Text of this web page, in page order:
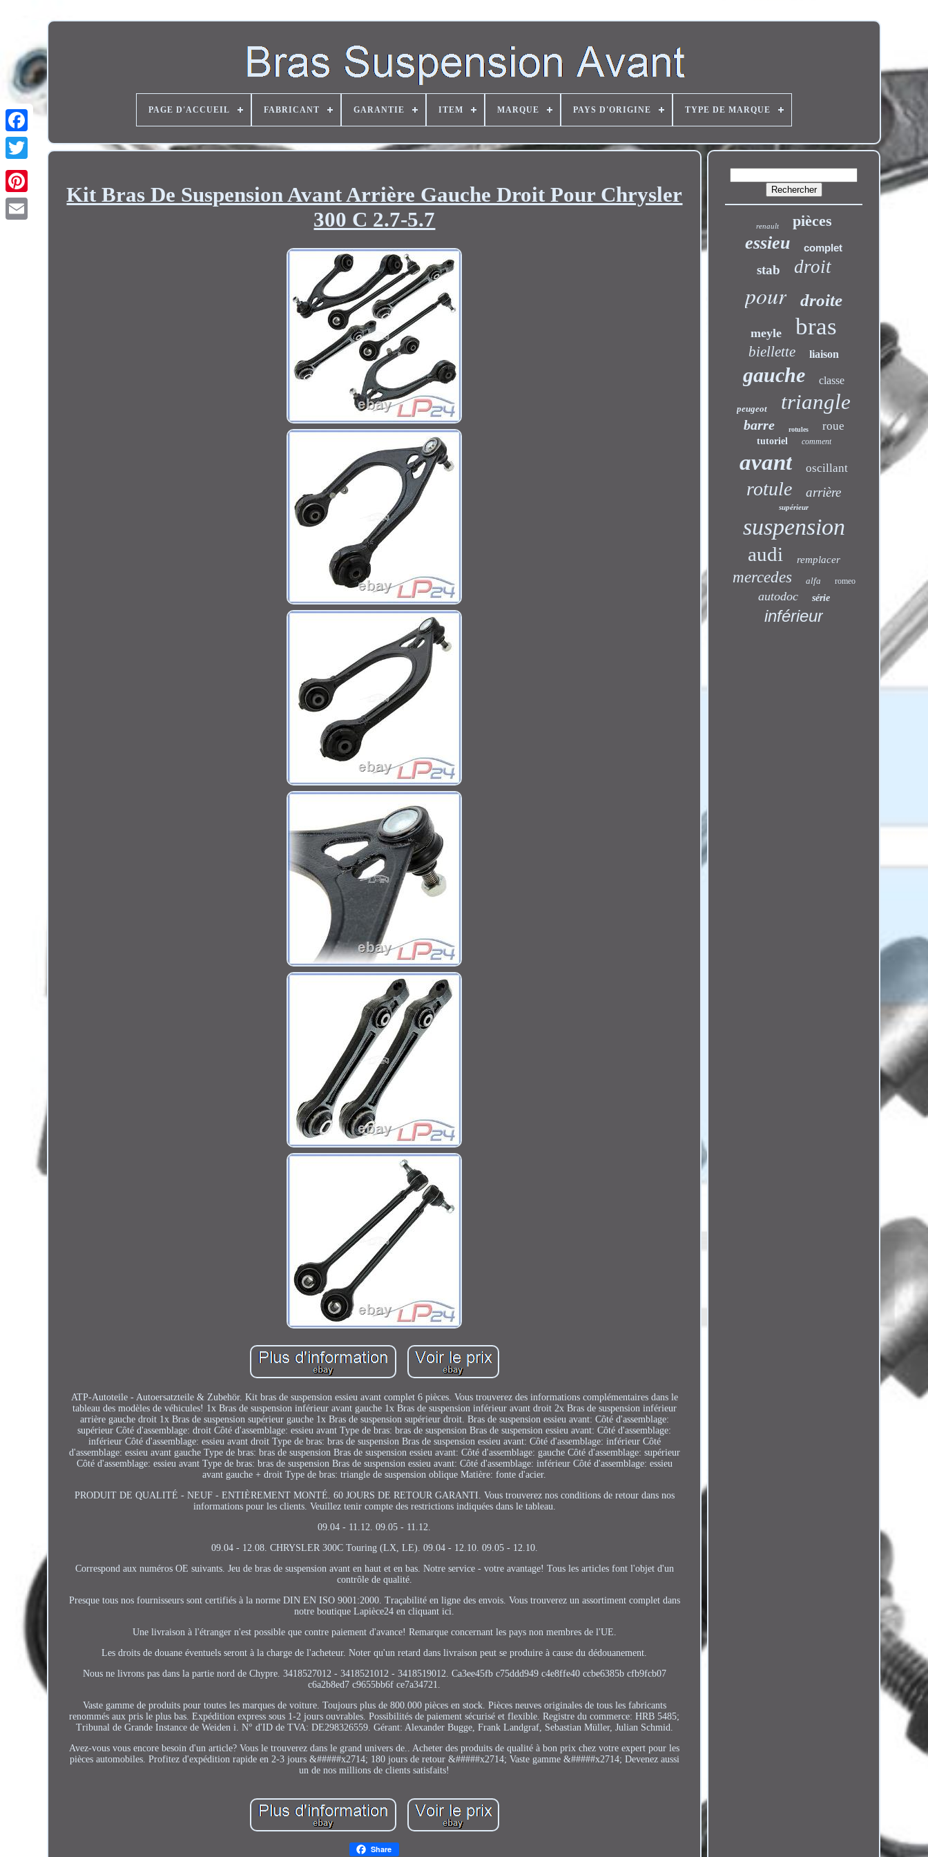
Twitter
PAGE D'ACCUEIL FABRICANT GARANTIE ITEM MARQUE PAYS D'ORIGINE TYPE DE MARQUE
Kit Bras De Suspension Avant Arrière Gauche Droit Pour Chrysler
300 C 2.7-5.7
ATP-Autoteile - Autoersatzteile & Zubehör. Kit bras de suspension essieu avant complet 6 pièces. Vous trouverez des informations complémentaires dans le
tableau des modèles de véhicules! 1x Bras de suspension inférieur avant gauche 1x Bras de suspension inférieur avant droit 2x Bras de suspension inférieur
arrière gauche droit 1x Bras de suspension supérieur gauche 1x Bras de suspension supérieur droit. Bras de suspension essieu avant: Côté d'assemblage:
supérieur Côté d'assemblage: droit Côté d'assemblage: essieu avant Type de bras: bras de suspension Bras de suspension essieu avant: Côté d'assemblage:
inférieur Côté d'assemblage: essieu avant droit Type de bras: bras de suspension Bras de suspension essieu avant: Côté d'assemblage: inférieur Côté
d'assemblage: essieu avant gauche Type de bras: bras de suspension Bras de suspension essieu avant: Côté d'assemblage: gauche Côté d'assemblage: supérieur
Côté d'assemblage: essieu avant Type de bras: bras de suspension Bras de suspension essieu avant: Côté d'assemblage: inférieur Côté d'assemblage: essieu
avant gauche + droit Type de bras: triangle de suspension oblique Matière: fonte d'acier.
PRODUIT DE QUALITÉ - NEUF - ENTIÈREMENT MONTÉ. 60 JOURS DE RETOUR GARANTI. Vous trouverez nos conditions de retour dans nos
informations pour les clients. Veuillez tenir compte des restrictions indiquées dans le tableau.
09.04 - 11.12. 09.05 - 11.12.
09.04 - 12.08. CHRYSLER 300C Touring (LX, LE). 09.04 - 12.10. 09.05 - 12.10.
Correspond aux numéros OE suivants. Jeu de bras de suspension avant en haut et en bas. Notre service - votre avantage! Tous les articles font l'objet d'un
contrôle de qualité.
Presque tous nos fournisseurs sont certifiés à la norme DIN EN ISO 9001:2000. Traçabilité en ligne des envois. Vous trouverez un assortiment complet dans
notre boutique Lapièce24 en cliquant ici.
Une livraison à l'étranger n'est possible que contre paiement d'avance! Remarque concernant les pays non membres de l'UE.
Les droits de douane éventuels seront à la charge de l'acheteur. Noter qu'un retard dans livraison peut se produire à cause du dédouanement.
Nous ne livrons pas dans la partie nord de Chypre. 3418527012 - 3418521012 - 3418519012. Ca3ee45fb c75ddd949 c4e8ffe40 ccbe6385b cfb9fcb07
c6a2b8ed7 c9655bb6f ce7a34721.
Vaste gamme de produits pour toutes les marques de voiture. Toujours plus de 800.000 pièces en stock. Pièces neuves originales de tous les fabricants
renommés aux pris le plus bas. Expédition express sous 1-2 jours ouvrables. Possibilités de paiement sécurisé et flexible. Registre du commerce: HRB 5485;
Tribunal de Grande Instance de Weiden i. N° d'ID de TVA: DE298326559. Gérant: Alexander Bugge, Frank Landgraf, Sebastian Müller, Julian Schmid.
Avez-vous vous encore besoin d'un article? Vous le trouverez dans le grand univers de.. Acheter des produits de qualité à bon prix chez votre expert pour les
pièces automobiles. Profitez d'expédition rapide en 2-3 jours &#####x2714; 180 jours de retour &#####x2714; Vaste gamme &#####x2714; Devenez aussi
un de nos millions de clients satisfaits!
Share
renault pièces
essieu complet
stab droit
pour droite
meyle bras
biellette liaison
gauche classe
peugeot triangle
barre rotules roue
tutoriel comment
avant oscillant
rotule arrière
supérieur
suspension
audi remplacer
mercedes alfa romeo
autodoc série
inférieur